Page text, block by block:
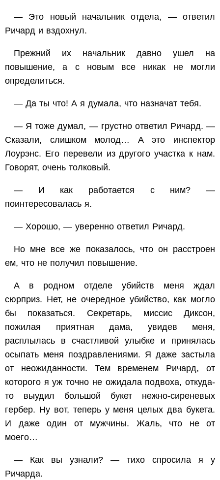
— Это новый начальник отдела, — ответил
Ричард и вздохнул.
Прежний их начальник давно ушел на
повышение, а с новым все никак не могли
определиться.
— Да ты что! А я думала, что назначат тебя.
— Я тоже думал, — грустно ответил Ричард. —
Сказали, слишком молод… А это инспектор
Лоурэнс. Его перевели из другого участка к нам.
Говорят, очень толковый.
— И как работается с ним? —
поинтересовалась я.
— Хорошо, — уверенно ответил Ричард.
Но мне все же показалось, что он расстроен
ем, что не получил повышение.
А в родном отделе убийств меня ждал
сюрприз. Нет, не очередное убийство, как могло
бы показаться. Секретарь, миссис Диксон,
пожилая приятная дама, увидев меня,
расплылась в счастливой улыбке и принялась
осыпать меня поздравлениями. Я даже застыла
от неожиданности. Тем временем Ричард, от
которого я уж точно не ожидала подвоха, откуда-
то выудил большой букет нежно-сиреневых
гербер. Ну вот, теперь у меня целых два букета.
И даже один от мужчины. Жаль, что не от
моего…
— Как вы узнали? — тихо спросила я у
Ричарда.